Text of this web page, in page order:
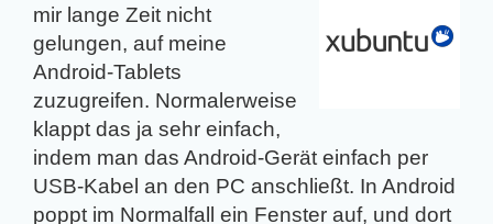
mir lange Zeit nicht
gelungen, auf meine
Android-Tablets
zuzugreifen. Normalerweise
klappt das ja sehr einfach,
indem man das Android-Gerät einfach per
USB-Kabel an den PC anschließt. In Android
poppt im Normalfall ein Fenster auf, und dort